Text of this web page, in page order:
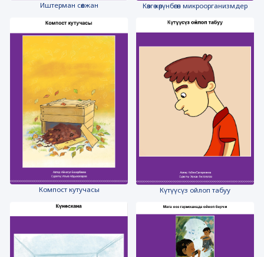
Иштерман сөөлжан Көзгө көрүнбөгөн микроорганизмдер
Компост кутучасы Күтүүсүз ойлоп табуу